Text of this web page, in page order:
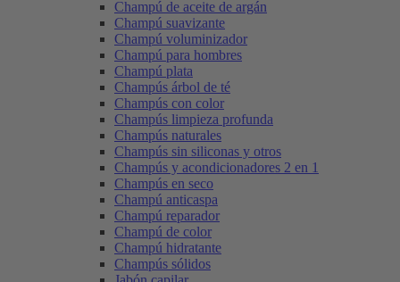
Champú de aceite de argán
Champú suavizante
Champú voluminizador
Champú para hombres
Champú plata
Champús árbol de té
Champús con color
Champús limpieza profunda
Champús naturales
Champús sin siliconas y otros
Champús y acondicionadores 2 en 1
Champús en seco
Champú anticaspa
Champú reparador
Champú de color
Champú hidratante
Champús sólidos